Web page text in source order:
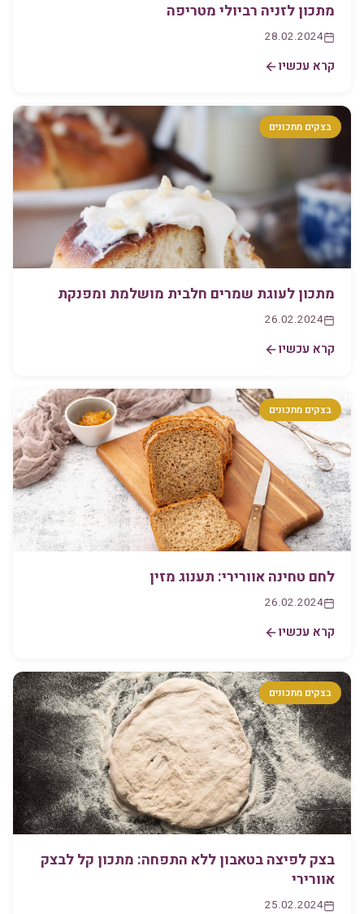
מתכון לזניה רביולי מטריפה
28.02.2024
קרא עכשיו
בצקים מתכונים
מתכון לעוגת שמרים חלבית מושלמת ומפנקת
26.02.2024
קרא עכשיו
בצקים מתכונים
לחם טחינה אוורירי: תענוג מזין
26.02.2024
קרא עכשיו
בצקים מתכונים
בצק לפיצה בטאבון ללא התפחה: מתכון קל לבצק
אוורירי
25.02.2024